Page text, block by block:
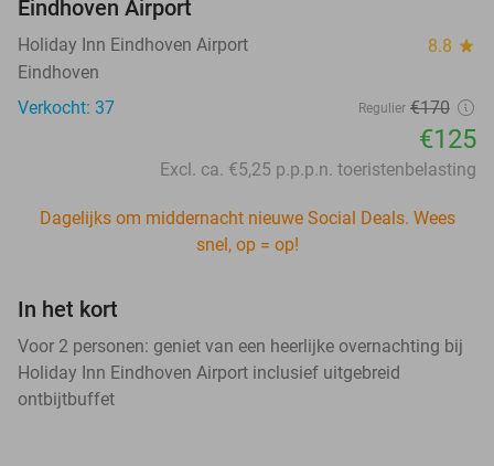
Eindhoven Airport
Holiday Inn Eindhoven Airport 8.8 star
Eindhoven
Verkocht: 37
Regulier €170
€125
Excl. ca. €5,25 p.p.p.n. toeristenbelasting
Dagelijks om middernacht nieuwe Social Deals. Wees
snel, op = op!
In het kort
Voor 2 personen: geniet van een heerlijke overnachting bij
Holiday Inn Eindhoven Airport inclusief uitgebreid
ontbijtbuffet